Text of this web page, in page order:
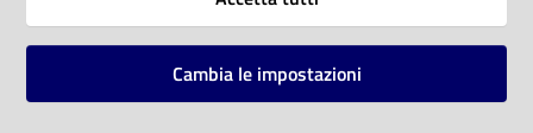
Mappa del sito
Cambia le impostazioni